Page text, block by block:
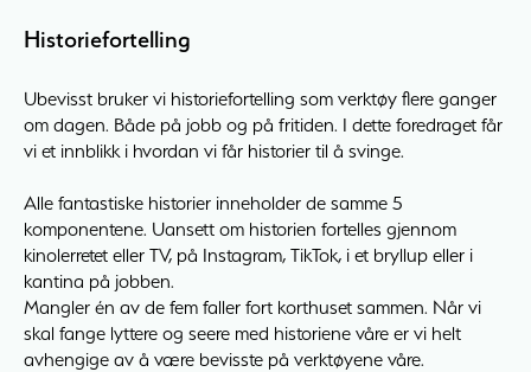
Historiefortelling
Ubevisst bruker vi historiefortelling som verktøy flere ganger
om dagen. Både på jobb og på fritiden. I dette foredraget får
vi et innblikk i hvordan vi får historier til å svinge.
Alle fantastiske historier inneholder de samme 5
komponentene. Uansett om historien fortelles gjennom
kinolerretet eller TV, på Instagram, TikTok, i et bryllup eller i
kantina på jobben.
Mangler én av de fem faller fort korthuset sammen. Når vi
skal fange lyttere og seere med historiene våre er vi helt
avhengige av å være bevisste på verktøyene våre.